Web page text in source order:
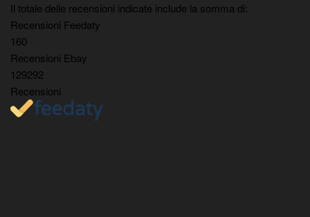
Il totale delle recensioni indicate include la somma di:
Recensioni Feedaty
160
Recensioni Ebay
129292
Recensioni